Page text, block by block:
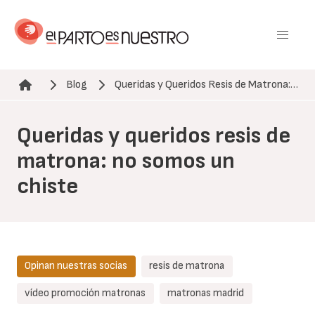
contenido
Ruta de navegación
Blog Queridas y Queridos Resis de Matrona:…
Queridas y queridos resis de
matrona: no somos un
chiste
Opinan nuestras socias resis de matrona
vídeo promoción matronas matronas madrid